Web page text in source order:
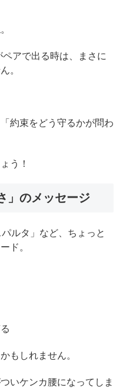
アで出る時は、まさに
。
約束をどう守るかが問わ
う！
」のメッセージ
ルタ」など、ちょっと
ド。
もしれません。
いケンカ腰になってしま